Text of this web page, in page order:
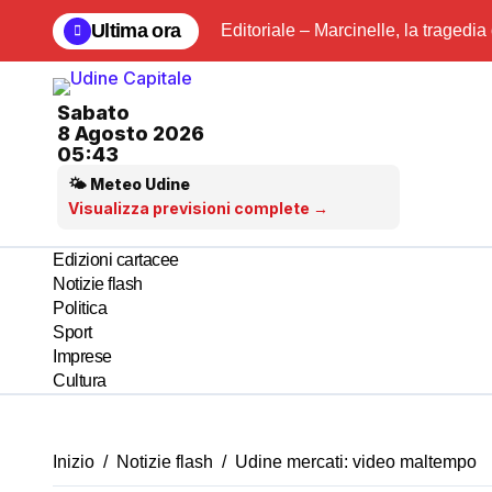
contenuto
Ultima ora Editoriale – Marcinelle, la
Sabato
8 Agosto 2026
05:43
🌤 Meteo Udine
Visualizza previsioni complete →
Edizioni cartacee
Notizie flash
Politica
Sport
Imprese
Cultura
Inizio Notizie flash Udine mercati: video maltempo